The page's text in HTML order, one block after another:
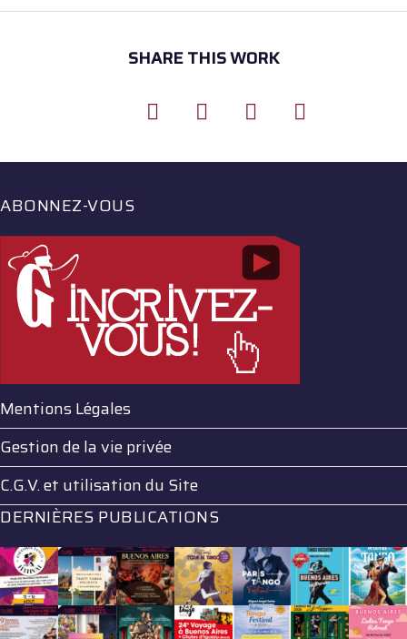
SHARE THIS WORK
ABONNEZ-VOUS
Mentions Légales
Gestion de la vie privée
C.G.V. et utilisation du Site
DERNIÈRES PUBLICATIONS